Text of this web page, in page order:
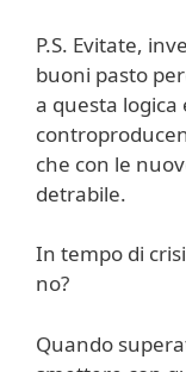
P.S. Evitate,
buoni pasto
a questa logica
che con le
detrabile.
In tempo di
no?
Quando